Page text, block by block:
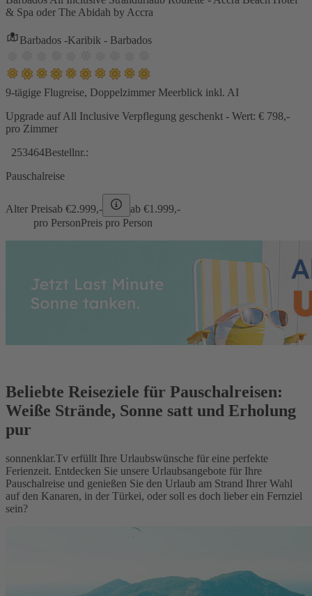
& Spa oder The Abidah by Accra
Barbados -Karibik - Barbados
9-tägige Flugreise, Doppelzimmer Meerblick inkl. AI
Upgrade auf All Inclusive Verpflegung geschenkt - Wert: € 798,-
pro Zimmer
253464Bestellnr.:
Pauschalreise
Alter Preisab €2.999,- ab €1.999,-
pro PersonPreis pro Person
Beliebte Reiseziele für Pauschalreisen:
Weiße Strände, Sonne satt und Erholung
pur
sonnenklar.Tv erfüllt Ihre Urlaubswünsche für eine perfekte
Ferienzeit. Entdecken Sie unsere Urlaubsangebote für Ihre
Pauschalreise und genießen Sie den Urlaub am Strand Ihrer Wahl
auf den Kanaren, in der Türkei, oder soll es doch lieber ein Fernziel
sein?